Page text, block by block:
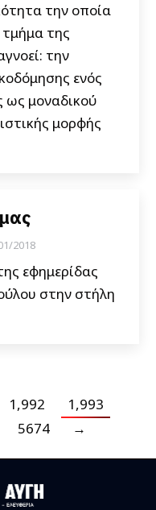
την οποία
της
την
ενός
ως μοναδικού
μορφής
2018
εφημερίδας
στην στήλη
1,992
1,993
5674 →